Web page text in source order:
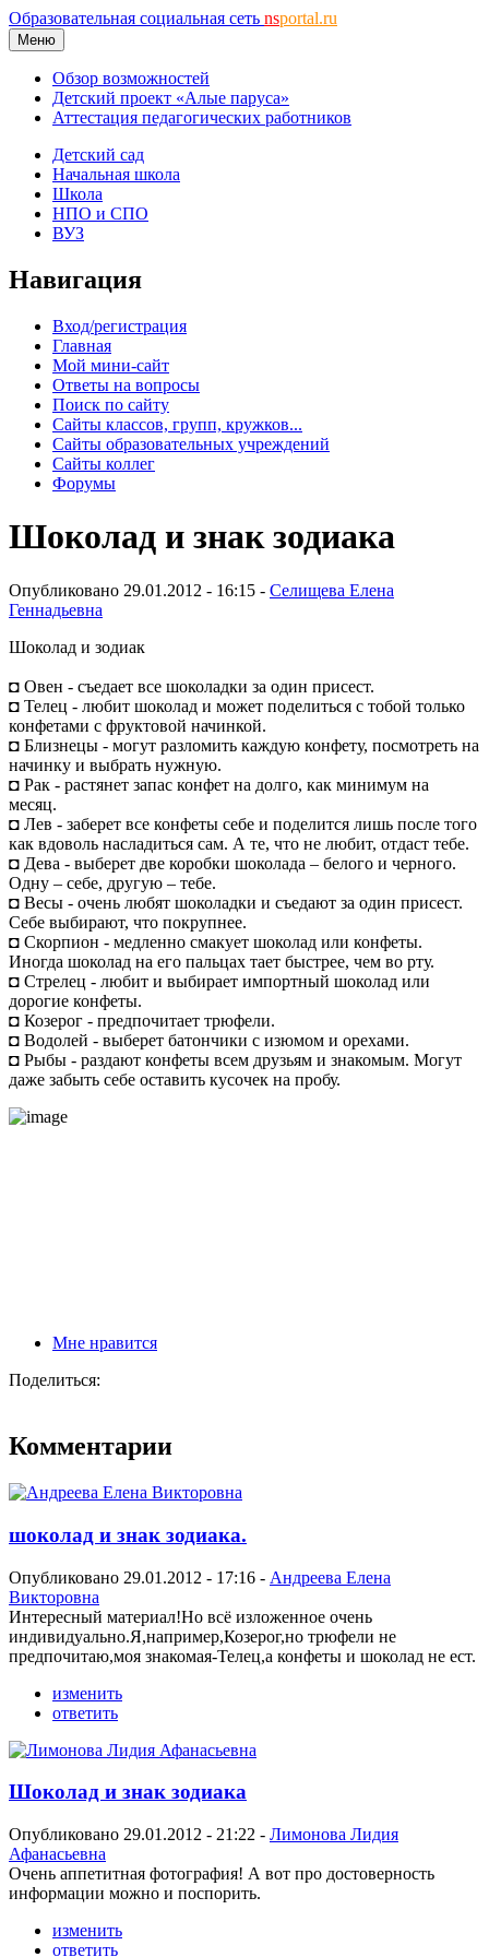
Образовательная социальная сеть nsportal.ru
Меню
Обзор возможностей
Детский проект «Алые паруса»
Аттестация педагогических работников
Детский сад
Начальная школа
Школа
НПО и СПО
ВУЗ
Навигация
Вход/регистрация
Главная
Мой мини-сайт
Ответы на вопросы
Поиск по сайту
Сайты классов, групп, кружков...
Сайты образовательных учреждений
Сайты коллег
Форумы
Шоколад и знак зодиака
Опубликовано 29.01.2012 - 16:15 - Селищева Елена
Геннадьевна
Шоколад и зодиак
◘ Овен - съедает все шоколадки за один присест.
◘ Телец - любит шоколад и может поделиться с тобой только
конфетами с фруктовой начинкой.
◘ Близнецы - могут разломить каждую конфету, посмотреть на
начинку и выбрать нужную.
◘ Рак - растянет запас конфет на долго, как минимум на
месяц.
◘ Лев - заберет все конфеты себе и поделится лишь после того
как вдоволь насладиться сам. А те, что не любит, отдаст тебе.
◘ Дева - выберет две коробки шоколада – белого и черного.
Одну – себе, другую – тебе.
◘ Весы - очень любят шоколадки и съедают за один присест.
Себе выбирают, что покрупнее.
◘ Скорпион - медленно смакует шоколад или конфеты.
Иногда шоколад на его пальцах тает быстрее, чем во рту.
◘ Стрелец - любит и выбирает импортный шоколад или
дорогие конфеты.
◘ Козерог - предпочитает трюфели.
◘ Водолей - выберет батончики с изюмом и орехами.
◘ Рыбы - раздают конфеты всем друзьям и знакомым. Могут
даже забыть себе оставить кусочек на пробу.
Мне нравится
Поделиться:
Комментарии
шоколад и знак зодиака.
Опубликовано 29.01.2012 - 17:16 - Андреева Елена
Викторовна
Интересный материал!Но всё изложенное очень
индивидуально.Я,например,Козерог,но трюфели не
предпочитаю,моя знакомая-Телец,а конфеты и шоколад не ест.
изменить
ответить
Шоколад и знак зодиака
Опубликовано 29.01.2012 - 21:22 - Лимонова Лидия
Афанасьевна
Очень аппетитная фотография! А вот про достоверность
информации можно и поспорить.
изменить
ответить